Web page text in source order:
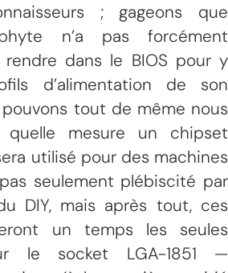
; gageons que
n’a pas forcément
rendre dans le BIOS pour y
d’alimentation de son
tout de même nous
quelle mesure un chipset
utilisé pour des machines
seulement plébiscité par
DIY, mais après tout, ces
un temps les seules
le socket LGA-1851 —